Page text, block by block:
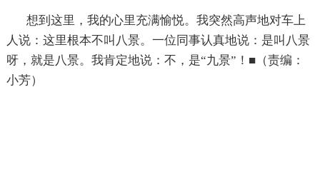
想到这里，我的心里充满愉悦。我突然高声地对车上
人说：这里根本不叫八景。一位同事认真地说：是叫八景
呀，就是八景。我肯定地说：不，是“九景”！■（责编：
小芳）